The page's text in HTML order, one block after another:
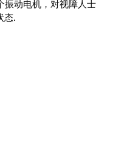
振动电机，对视障人士
态.